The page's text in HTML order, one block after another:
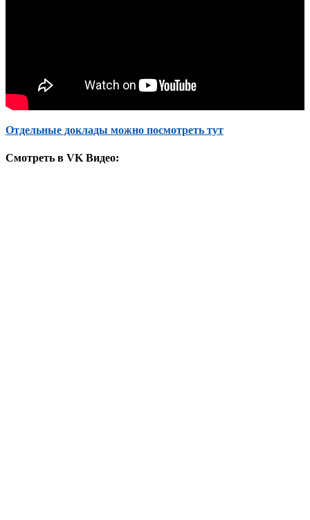
Отдельные доклады можно посмотреть тут
Cмотреть в VK Видео: